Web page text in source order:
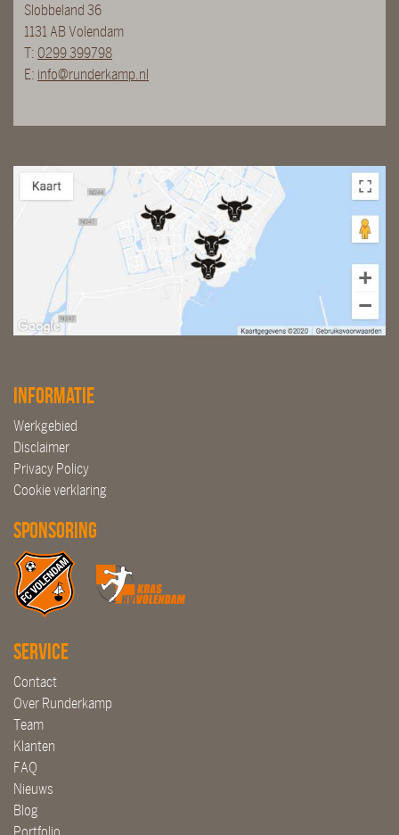
Slobbeland 36
1131 AB Volendam
T: 0299 399798
E: info@runderkamp.nl
Informatie
Werkgebied
Disclaimer
Privacy Policy
Cookie verklaring
Sponsoring
Service
Contact
Over Runderkamp
Team
Klanten
FAQ
Nieuws
Blog
Portfolio